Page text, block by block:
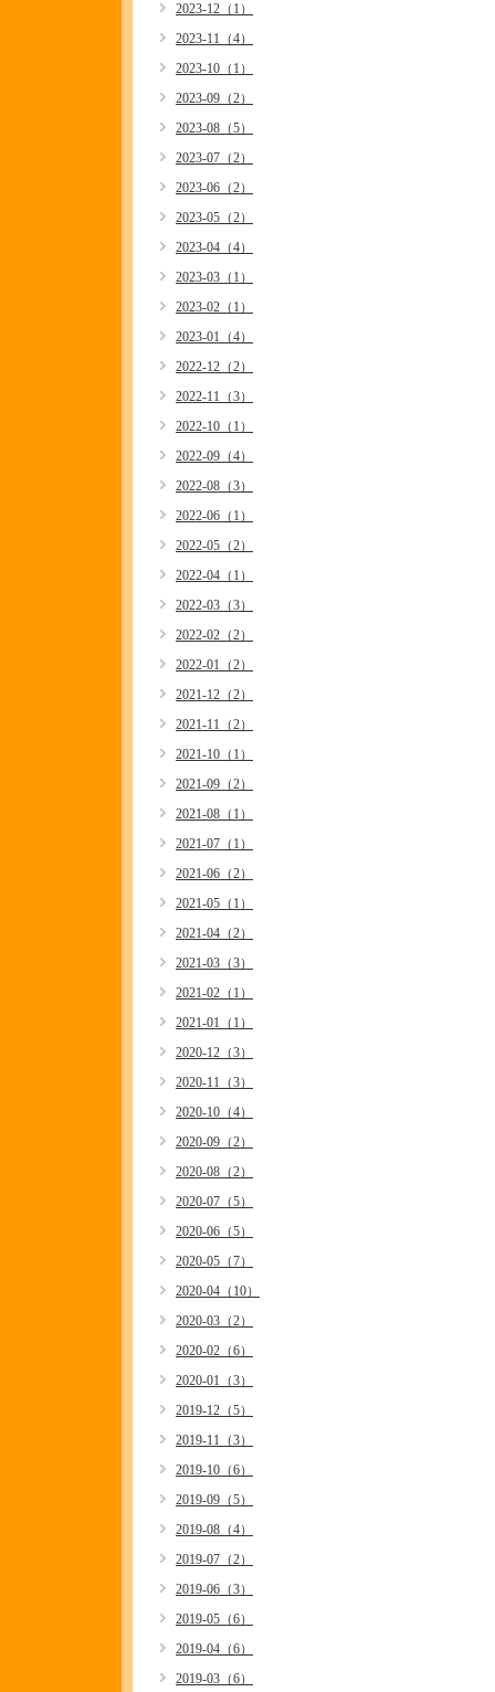
2023-12（1）
2023-11（4）
2023-10（1）
2023-09（2）
2023-08（5）
2023-07（2）
2023-06（2）
2023-05（2）
2023-04（4）
2023-03（1）
2023-02（1）
2023-01（4）
2022-12（2）
2022-11（3）
2022-10（1）
2022-09（4）
2022-08（3）
2022-06（1）
2022-05（2）
2022-04（1）
2022-03（3）
2022-02（2）
2022-01（2）
2021-12（2）
2021-11（2）
2021-10（1）
2021-09（2）
2021-08（1）
2021-07（1）
2021-06（2）
2021-05（1）
2021-04（2）
2021-03（3）
2021-02（1）
2021-01（1）
2020-12（3）
2020-11（3）
2020-10（4）
2020-09（2）
2020-08（2）
2020-07（5）
2020-06（5）
2020-05（7）
2020-04（10）
2020-03（2）
2020-02（6）
2020-01（3）
2019-12（5）
2019-11（3）
2019-10（6）
2019-09（5）
2019-08（4）
2019-07（2）
2019-06（3）
2019-05（6）
2019-04（6）
2019-03（6）